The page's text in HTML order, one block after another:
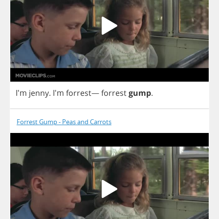
I'm jenny. I'm forrest—forrestgump.
Forrest Gump - Peas and Carrots